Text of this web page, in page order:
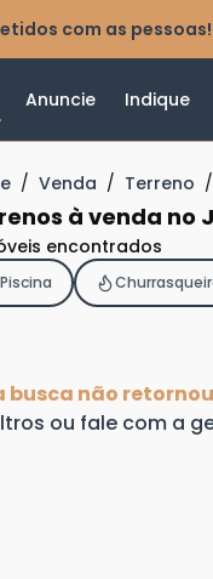
com as pessoas!
Anuncie Indique
/ Venda / Terreno /
à venda no
encontrados
Piscina
busca não
ou fale com a